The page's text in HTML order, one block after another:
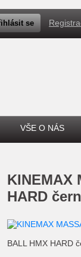
VŠE O NÁS
KINEMAX MASSAGE BALL HMX
HARD
BALL HMX HARD